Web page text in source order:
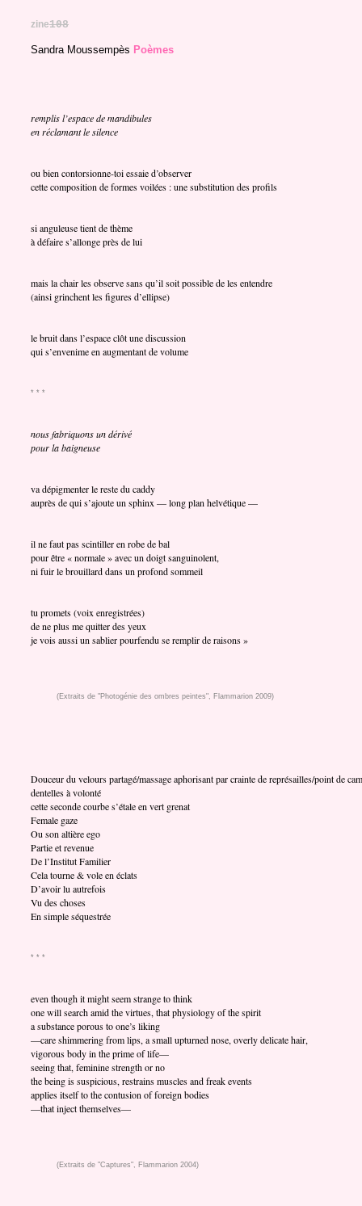
zine108
Sandra Moussempès Poèmes
remplis l’espace de mandibules
en réclamant le silence
ou bien contorsionne-toi essaie d’observer
cette composition de formes voilées : une substitution des profils
si anguleuse tient de thème
à défaire s’allonge près de lui
mais la chair les observe sans qu’il soit possible de les entendre
(ainsi grinchent les figures d’ellipse)
le bruit dans l’espace clôt une discussion
qui s’envenime en augmentant de volume
* * *
nous fabriquons un dérivé
pour la baigneuse
va dépigmenter le reste du caddy
auprès de qui s’ajoute un sphinx — long plan helvétique —
il ne faut pas scintiller en robe de bal
pour être « normale » avec un doigt sanguinolent,
ni fuir le brouillard dans un profond sommeil
tu promets (voix enregistrées)
de ne plus me quitter des yeux
je vois aussi un sablier pourfendu se remplir de raisons »
(Extraits de "Photogénie des ombres peintes", Flammarion 2009)
Douceur du velours partagé/massage aphorisant par crainte de représailles/point de
dentelles à volonté
cette seconde courbe s’étale en vert grenat
Female gaze
Ou son altière ego
Partie et revenue
De l’Institut Familier
Cela tourne & vole en éclats
D’avoir lu autrefois
Vu des choses
En simple séquestrée
* * *
even though it might seem strange to think
one will search amid the virtues, that physiology of the spirit
a substance porous to one’s liking
—care shimmering from lips, a small upturned nose, overly delicate hair,
vigorous body in the prime of life—
seeing that, feminine strength or no
the being is suspicious, restrains muscles and freak events
applies itself to the contusion of foreign bodies
—that inject themselves—
(Extraits de "Captures", Flammarion 2004)